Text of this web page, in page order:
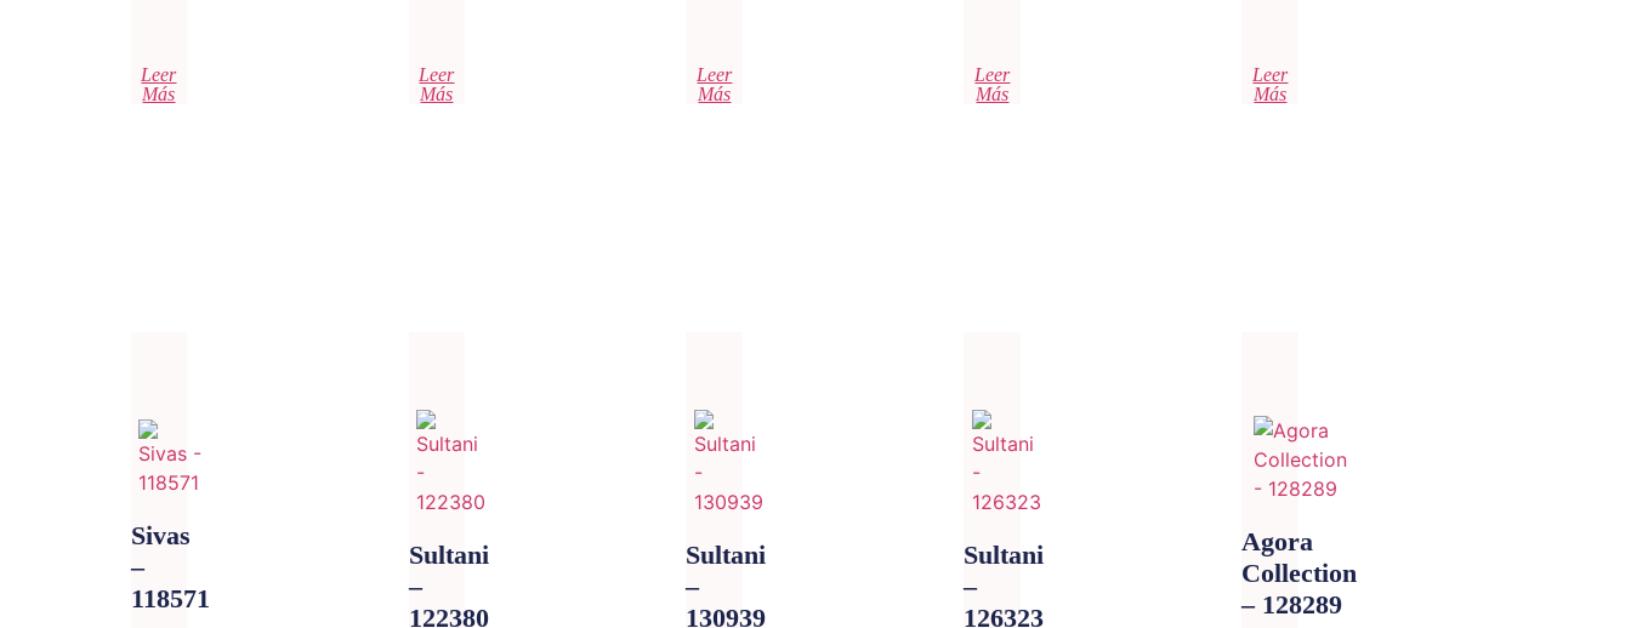
Leer
Más
Leer
Más
Leer
Más
Leer
Más
Leer
Más
Sivas
–
118571
Sultani
–
122380
Sultani
–
130939
Sultani
–
126323
Agora
Collection
– 128289